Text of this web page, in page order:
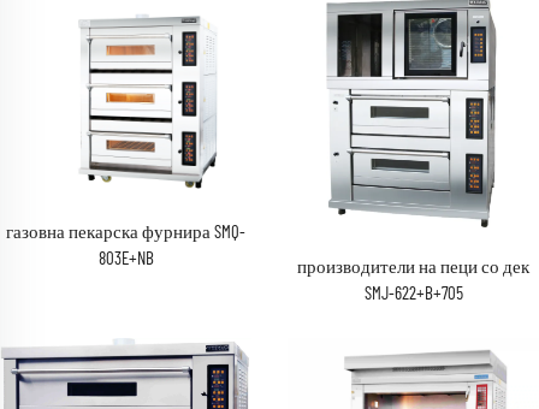
газовна пекарска фурнира SMQ-
803E+NB
производители на пеци со дек
SMJ-622+B+705